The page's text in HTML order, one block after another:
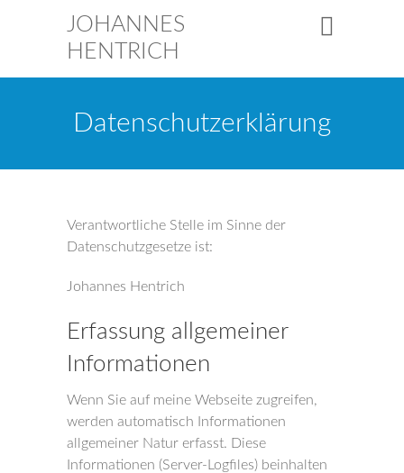
JOHANNES
HENTRICH
Datenschutzerklärung
Verantwortliche Stelle im Sinne der
Datenschutzgesetze ist:
Johannes Hentrich
Erfassung allgemeiner
Informationen
Wenn Sie auf meine Webseite zugreifen,
werden automatisch Informationen
allgemeiner Natur erfasst. Diese
Informationen (Server-Logfiles) beinhalten